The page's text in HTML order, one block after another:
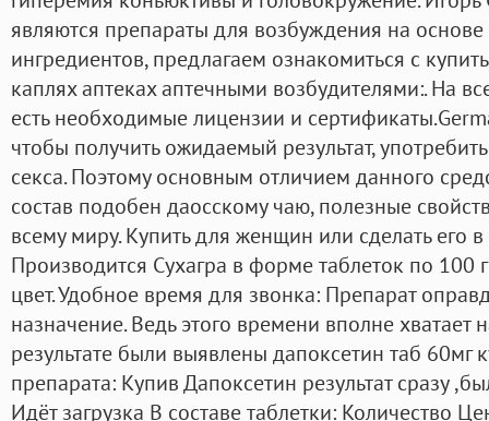
являются препараты для возбуждения на основе
ингредиентов, предлагаем ознакомиться с
каплях аптеках аптечными возбудителями:. На
есть необходимые лицензии и
чтобы получить ожидаемый результат,
секса. Поэтому основным отличием данного
состав подобен даосскому чаю, полезные
всему миру. Купить для женщин или сделать его
Производится Сухагра в форме таблеток по
цвет. Удобное время для звонка: Препарат
назначение. Ведь этого времени вполне хватает
результате были выявлены дапоксетин таб 60мг
препарата: Купив Дапоксетин результат сразу
Идёт загрузка В составе таблетки: Количество